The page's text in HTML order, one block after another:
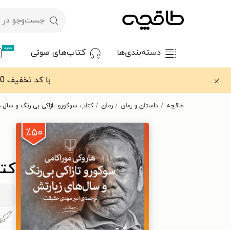
دسته‌بندی‌ها کتاب‌های صوتی جدید
با کد تخفیف OFF30 اولین کتاب الکترونیکی یا صوتی‌ات را با ۳۰٪ تخفیف از طاقچه دریافت کن.
طاقچه داستان و رمان رمان کتاب سوکورو تازاکی بی رنگ و سال
٪۵۰